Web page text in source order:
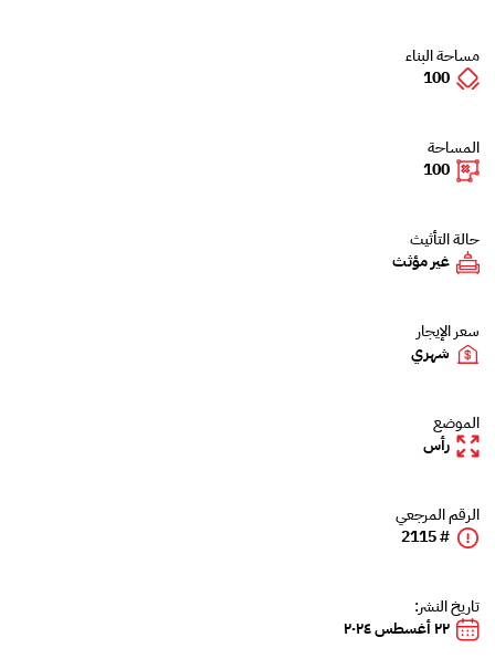
مساحة البناء
100
المساحة
100
حالة التأثيث
غير مؤثث
سعر الإيجار
شهري
الموضع
رأس
الرقم المرجعي
# 2115
تاريخ النشر:
٢٢ أغسطس ٢٠٢٤